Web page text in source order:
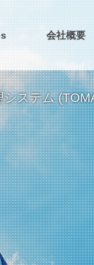
会社概要
ステム